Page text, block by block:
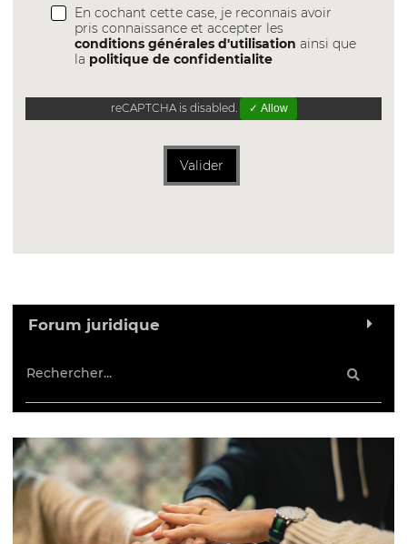
En cochant cette case, je reconnais avoir
pris connaissance et accepter les
conditions générales d'utilisation ainsi que
la politique de confidentialite
reCAPTCHA is disabled. ✓ Allow
Valider
Forum juridique